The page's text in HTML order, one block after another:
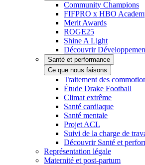
Community Champions
FIFPRO x HBO
Merit Awards
ROGE25
Shine A Light
Découvrir
Santé et performance
Ce que nous faisons
Traitement des
Étude Drake Football
Climat extrême
Santé cardiaque
Santé mentale
Projet ACL
Suivi de la charge de
Découvrir Santé et
Représentation légale
Maternité et post-partum